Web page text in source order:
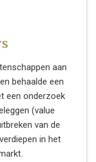
aan
behaalde een
een onderzoek
(value
van de
in het